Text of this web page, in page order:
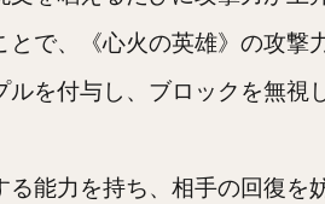
で、《心火の英雄》の攻撃
ルを付与し、ブロックを無視
能力を持ち、相手の回復を